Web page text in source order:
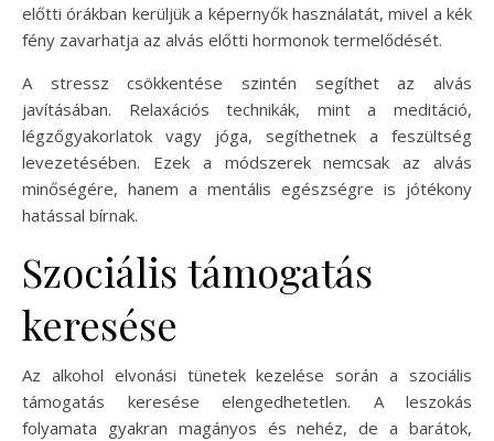
előtti órákban kerüljük a képernyők használatát, mivel a kék
fény zavarhatja az alvás előtti hormonok termelődését.
A stressz csökkentése szintén segíthet az alvás
javításában. Relaxációs technikák, mint a meditáció,
légzőgyakorlatok vagy jóga, segíthetnek a feszültség
levezetésében. Ezek a módszerek nemcsak az alvás
minőségére, hanem a mentális egészségre is jótékony
hatással bírnak.
Szociális támogatás
keresése
Az alkohol elvonási tünetek kezelése során a szociális
támogatás keresése elengedhetetlen. A leszokás
folyamata gyakran magányos és nehéz, de a barátok,